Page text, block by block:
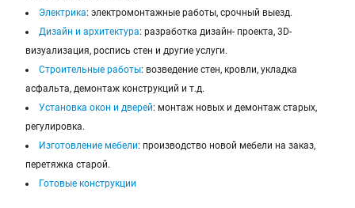
Электрика: электромонтажные работы, срочный выезд.
Дизайн и архитектура: разработка дизайн- проекта, 3D-
визуализация, роспись стен и другие услуги.
Строительные работы: возведение стен, кровли, укладка
асфальта, демонтаж конструкций и т.д.
Установка окон и дверей: монтаж новых и демонтаж старых,
регулировка.
Изготовление мебели: производство новой мебели на заказ,
перетяжка старой.
Готовые конструкции